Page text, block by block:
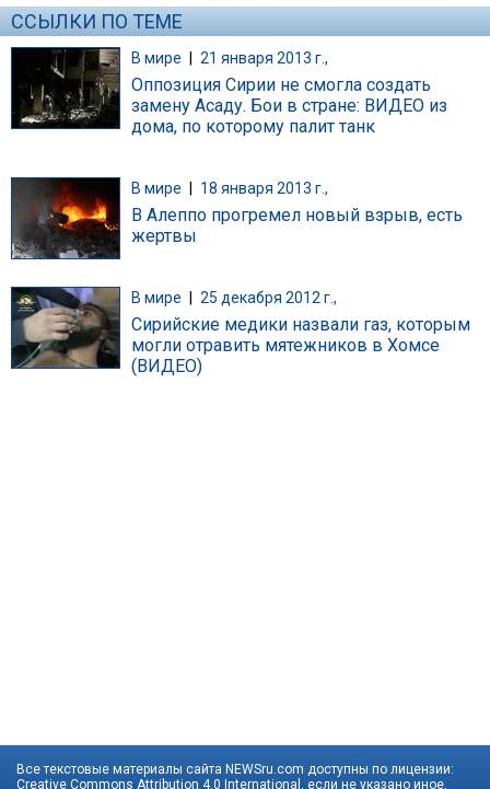
ССЫЛКИ ПО ТЕМЕ
В мире | 21 января 2013 г.,
Оппозиция Сирии не смогла создать
замену Асаду. Бои в стране: ВИДЕО из
дома, по которому палит танк
В мире 18 января 2013 г.,
В Алеппо прогремел новый взрыв, есть
жертвы
В мире 25 декабря 2012 г.,
Сирийские медики назвали газ, которым
могли отравить мятежников в Хомсе
(ВИДЕО)
Все текстовые материалы сайта NEWSru.com доступны по лицензии:
Creative Commons Attribution 4.0 International , если не указано иное.